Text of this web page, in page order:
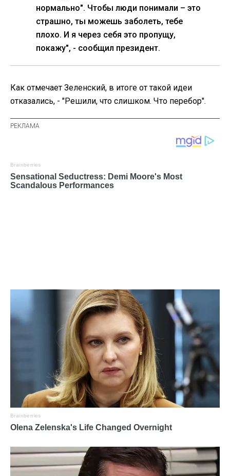
нормально". Чтобы люди понимали – это
страшно, ты можешь заболеть, тебе
плохо. И я через себя это пропущу,
покажу", - сообщил президент.
Как отмечает Зеленский, в итоге от такой идеи
отказались, - "Решили, что слишком. Что перебор".